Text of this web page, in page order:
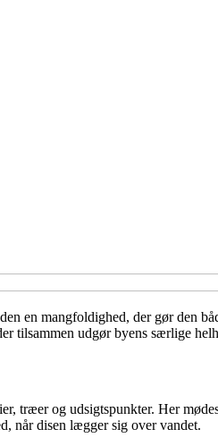
en mangfoldighed, der gør den
tilsammen udgør byens særlige
træer og udsigtspunkter. Her
når disen lægger sig over vandet.